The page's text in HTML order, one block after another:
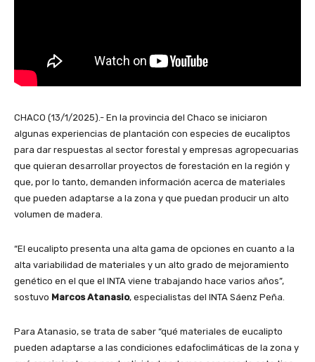
CHACO (13/1/2025).- En la provincia del Chaco se iniciaron
algunas experiencias de plantación con especies de eucaliptos
para dar respuestas al sector forestal y empresas agropecuarias
que quieran desarrollar proyectos de forestación en la región y
que, por lo tanto, demanden información acerca de materiales
que pueden adaptarse a la zona y que puedan producir un alto
volumen de madera.
“El eucalipto presenta una alta gama de opciones en cuanto a la
alta variabilidad de materiales y un alto grado de mejoramiento
genético en el que el INTA viene trabajando hace varios años”,
sostuvo Marcos Atanasio, especialistas del INTA Sáenz Peña.
Para Atanasio, se trata de saber “qué materiales de eucalipto
pueden adaptarse a las condiciones edafoclimáticas de la zona y